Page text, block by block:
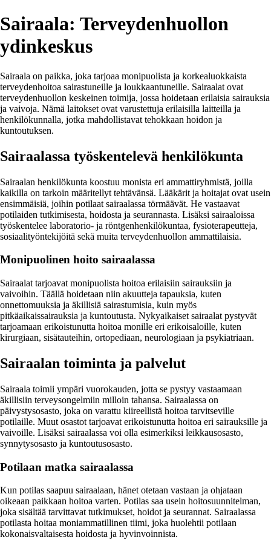
Sairaala: Terveydenhuollon
ydinkeskus
Sairaala on paikka, joka tarjoaa monipuolista ja korkealuokkaista
terveydenhoitoa sairastuneille ja loukkaantuneille. Sairaalat ovat
terveydenhuollon keskeinen toimija, jossa hoidetaan erilaisia sairauksia
ja vaivoja. Nämä laitokset ovat varustettuja erilaisilla laitteilla ja
henkilökunnalla, jotka mahdollistavat tehokkaan hoidon ja
kuntoutuksen.
Sairaalassa työskentelevä henkilökunta
Sairaalan henkilökunta koostuu monista eri ammattiryhmistä, joilla
kaikilla on tarkoin määritellyt tehtävänsä. Lääkärit ja hoitajat ovat usein
ensimmäisiä, joihin potilaat sairaalassa törmäävät. He vastaavat
potilaiden tutkimisesta, hoidosta ja seurannasta. Lisäksi sairaaloissa
työskentelee laboratorio- ja röntgenhenkilökuntaa, fysioterapeutteja,
sosiaalityöntekijöitä sekä muita terveydenhuollon ammattilaisia.
Monipuolinen hoito sairaalassa
Sairaalat tarjoavat monipuolista hoitoa erilaisiin sairauksiin ja
vaivoihin. Täällä hoidetaan niin akuutteja tapauksia, kuten
onnettomuuksia ja äkillisiä sairastumisia, kuin myös
pitkäaikaissairauksia ja kuntoutusta. Nykyaikaiset sairaalat pystyvät
tarjoamaan erikoistunutta hoitoa monille eri erikoisaloille, kuten
kirurgiaan, sisätauteihin, ortopediaan, neurologiaan ja psykiatriaan.
Sairaalan toiminta ja palvelut
Sairaala toimii ympäri vuorokauden, jotta se pystyy vastaamaan
äkillisiin terveysongelmiin milloin tahansa. Sairaalassa on
päivystysosasto, joka on varattu kiireellistä hoitoa tarvitseville
potilaille. Muut osastot tarjoavat erikoistunutta hoitoa eri sairauksille ja
vaivoille. Lisäksi sairaalassa voi olla esimerkiksi leikkausosasto,
synnytysosasto ja kuntoutusosasto.
Potilaan matka sairaalassa
Kun potilas saapuu sairaalaan, hänet otetaan vastaan ja ohjataan
oikeaan paikkaan hoitoa varten. Potilas saa usein hoitosuunnitelman,
joka sisältää tarvittavat tutkimukset, hoidot ja seurannat. Sairaalassa
potilasta hoitaa moniammatillinen tiimi, joka huolehtii potilaan
kokonaisvaltaisesta hoidosta ja hyvinvoinnista.